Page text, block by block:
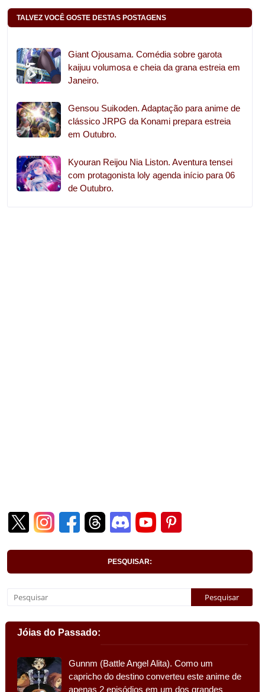
TALVEZ VOCÊ GOSTE DESTAS POSTAGENS
Giant Ojousama. Comédia sobre garota
kaijuu volumosa e cheia da grana estreia em
Janeiro.
Gensou Suikoden. Adaptação para anime de
clássico JRPG da Konami prepara estreia
em Outubro.
Kyouran Reijou Nia Liston. Aventura tensei
com protagonista loly agenda início para 06
de Outubro.
PESQUISAR:
Jóias do Passado:
Gunnm (Battle Angel Alita). Como um
capricho do destino converteu este anime de
apenas 2 episódios em um dos grandes